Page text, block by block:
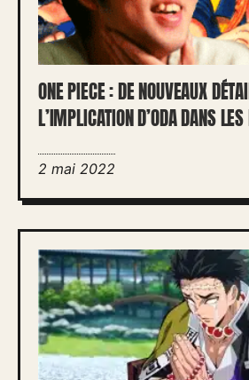
ONE PIECE : DE NOUVEAUX
L’IMPLICATION D’ODA DANS
2 mai 2022